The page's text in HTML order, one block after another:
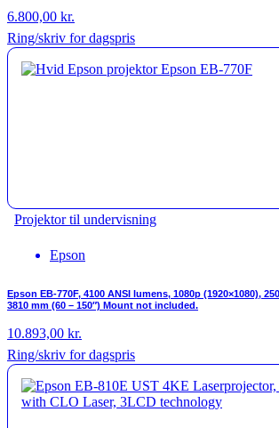
6.800,00 kr.
Ring/skriv for dagspris
Projektor til undervisning
Epson
Epson EB-770F, 4100 ANSI lumens, 1080p (1920×1080),
3810 mm (60 – 150″) Mount not included.
10.893,00 kr.
Ring/skriv for dagspris